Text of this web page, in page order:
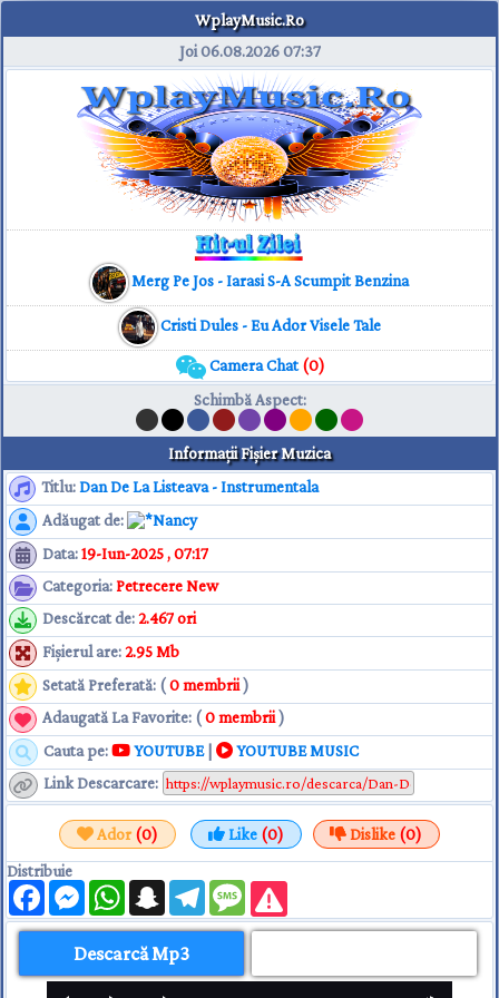
WplayMusic.Ro
Joi 06.08.202607:37
Merg Pe Jos - Iarasi S-A Scumpit Benzina
Cristi Dules - Eu Ador Visele Tale
Camera Chat(0)
Schimbă Aspect:
Informaţii Fişier Muzica
Titlu:Dan De La Listeava - Instrumentala
Adăugat de:
Nancy
Data:19-Iun-2025 , 07:17
Categoria:Petrecere New
Descărcat de:2.467 ori
Fişierul are:2.95 Mb
Setată Preferată: (0 membrii )
Adaugată La Favorite: (0 membrii )
Cauta pe:
YOUTUBE|
YOUTUBE MUSIC
Link Descarcare:
Ador(0) Like (0) Dislike (0)
Distribuie
FacebookMessengerWhatsAppSnapchatTelegramMessage
Descarcă Mp3